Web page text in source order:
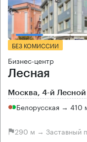
БЕЗ КОМИССИИ
Бизнес-центр
Лесная
Москва, 4-й Лесной
Белорусская → 410
290 м → Заставный